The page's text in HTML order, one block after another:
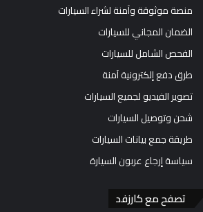
منصة موثوقة وآمنة لشراء السيارات
الضمان المجاني للسيارات
الفحص الشامل للسيارات
طرق دفع إلكترونية آمنة
تصوير الفيديو لجميع السيارات
شحن وتوصيل السيارات
طريقة جمع بيانات السيارات
سياسة إرجاع عربون السيارة
تصفح مع كارزفد